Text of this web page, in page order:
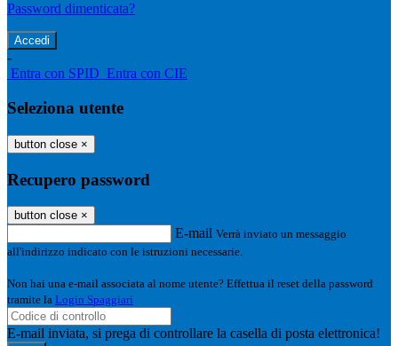
Password dimenticata?
-
Entra con SPID Entra con CIE
Seleziona utente
button close ×
Recupero password
button close ×
E-mail Verrà inviato un messaggio
all'indirizzo indicato con le istruzioni necessarie.
Non hai una e-mail associata al nome utente? Effettua il reset della password
tramite la Login Spaggiari
E-mail inviata, si prega di controllare la casella di posta elettronica!